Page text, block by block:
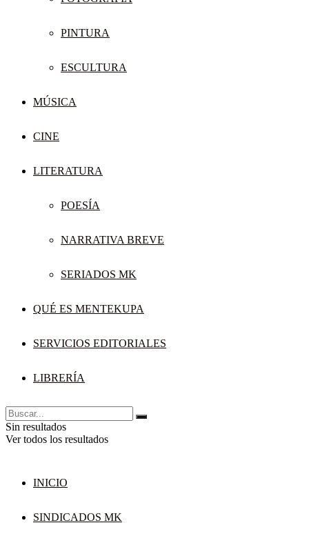
PINTURA
ESCULTURA
MÚSICA
CINE
LITERATURA
POESÍA
NARRATIVA BREVE
SERIADOS MK
QUÉ ES MENTEKUPA
SERVICIOS EDITORIALES
LIBRERÍA
Sin resultados
Ver todos los resultados
INICIO
SINDICADOS MK